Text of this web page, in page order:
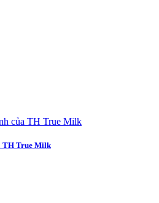
TH True Milk